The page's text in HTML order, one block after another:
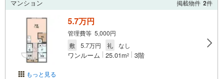
マンション
掲載物件 2件
もっと見る
5.7万円
管理費等 5,000円
敷
5.7万円 礼 なし
ワンルーム 25.01m2 3階